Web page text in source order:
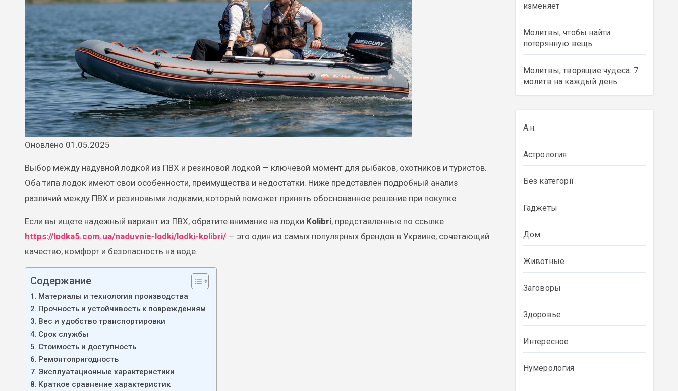
Оновлено 01.05.2025
Выбор между надувной лодкой из ПВХ и резиновой лодкой — ключевой момент для рыбаков, охотников и туристов.
Оба типа лодок имеют свои особенности, преимущества и недостатки. Ниже представлен подробный анализ
различий между ПВХ и резиновыми лодками, который поможет принять обоснованное решение при покупке.
Если вы ищете надежный вариант из ПВХ, обратите внимание на лодки Kolibri, представленные по ссылке
https://lodka5.com.ua/naduvnie-lodki/lodki-kolibri/ — это один из самых популярных брендов в Украине, сочетающий
качество, комфорт и безопасность на воде.
Содержание
Материалы и технология производства
Прочность и устойчивость к повреждениям
Вес и удобство транспортировки
Срок службы
Стоимость и доступность
Ремонтопригодность
Эксплуатационные характеристики
Краткое сравнение характеристик
изменяет
Молитвы, чтобы найти
потерянную вещь
Молитвы, творящие чудеса: 7
молитв на каждый день
А.н.
Астрология
Без категорії
Гаджеты
Дом
Животные
Заговоры
Здоровье
Интересное
Нумерология